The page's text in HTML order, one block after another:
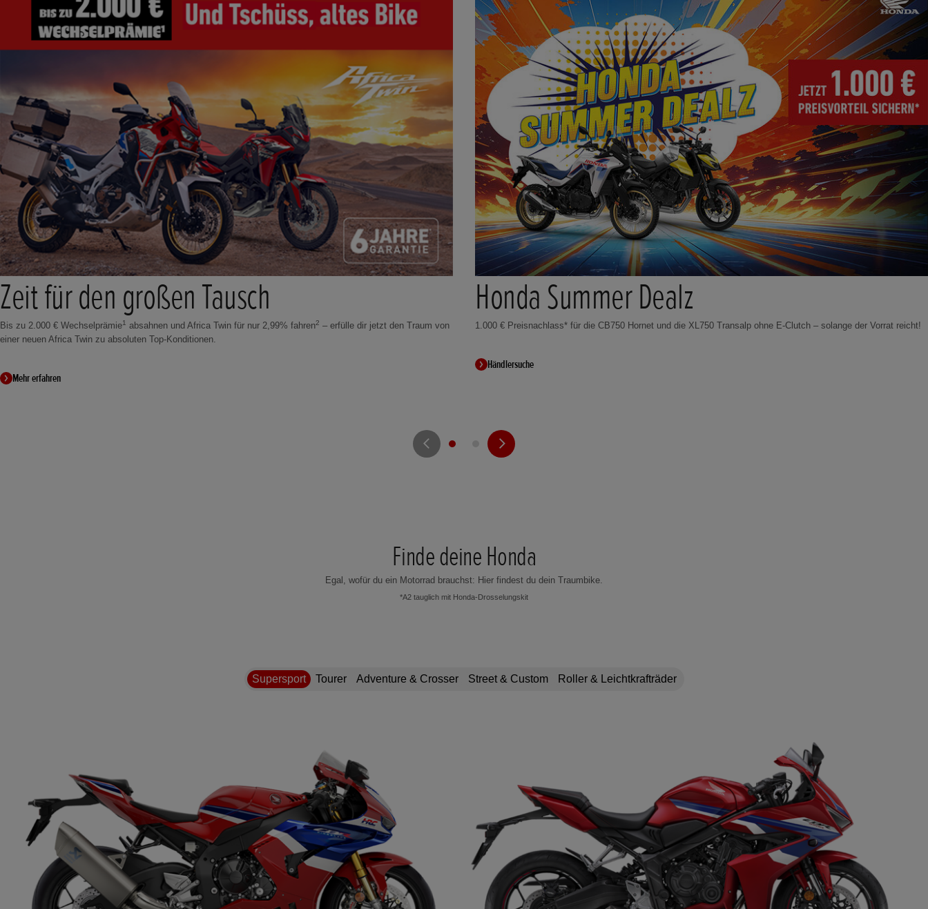
Zeit für den großen Tausch
Bis zu 2.000 € Wechselprämie1 absahnen und Africa Twin für nur 2,99% fahren2 – erfülle dir jetzt den Traum von
einer neuen Africa Twin zu absoluten Top-Konditionen.
Mehr erfahren
Honda Summer Dealz
1.000 € Preisnachlass* für die CB750 Hornet und die XL750 Transalp ohne E-Clutch – solange der Vorrat reicht!
Händlersuche
Finde deine Honda
Egal, wofür du ein Motorrad brauchst: Hier findest du dein Traumbike.
*A2 tauglich mit Honda-Drosselungskit
Supersport Tourer Adventure & Crosser Street & Custom Roller & Leichtkrafträder